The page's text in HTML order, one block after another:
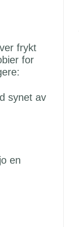
frykt
for
synet av
en